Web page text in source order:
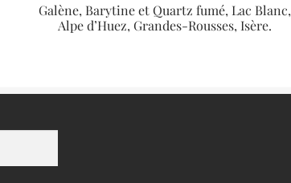
Galène, Barytine et Quartz fumé, Lac Blanc,
Alpe d’Huez, Grandes-Rousses, Isère.